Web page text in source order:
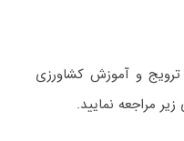
ترویج و آموزش کشاورزی
مراجعه نمایید.